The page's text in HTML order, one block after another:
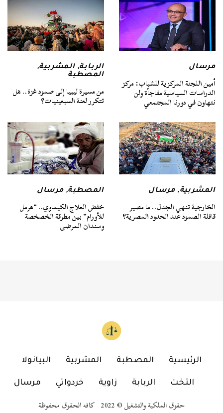
مرسال
أمين اللجنة المركزية للشباب: مركز
الدراسات السياسية مفاجأة ولن
نتهاون في دورنا المجتمعي
الربابة,المشربية,
المصطبة
من مسيرة ليبيا إلى صمود غزة.. هل
تتكرر لعنة السبعينيات؟
المشربية,مرسال
الخارجية تنهي الجدل.. ما مصير
قافلة الصمود عند الحدود المصرية؟
المصطبة,مرسال
خفض العلاج الكيماوي.. “هرمل
للأورام” بين مطرقة الخصخصة
وسندان المرضى
الرئيسية المصطبة المشربية البيانولا
التخت الربابة زاوية خردواتي مرسال
حقوق الملكية والتشغيل © 2022 كافه الحقوق محفوظة